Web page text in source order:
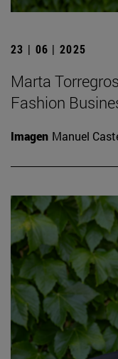
23 | 06 | 2025
Marta
Fashion
Imagen Manuel